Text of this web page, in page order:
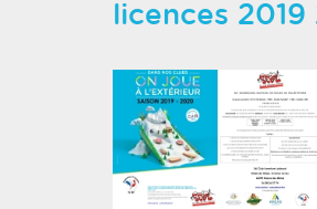
licences
Chargement des images en cours...